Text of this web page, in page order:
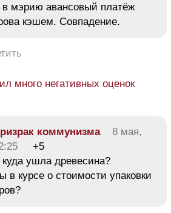
в мэрию авансовый платёж
кэшем. Совпадение.
много негативных оценок
коммунизма
8 мая,
+5
ушла древесина?
в курсе о стоимости упаковки